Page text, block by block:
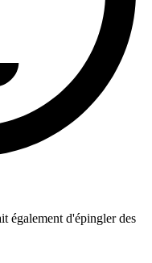
également d'épingler des